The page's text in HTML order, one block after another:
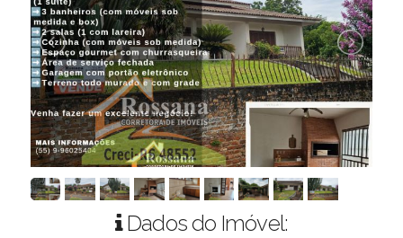
Dados do Imóvel: